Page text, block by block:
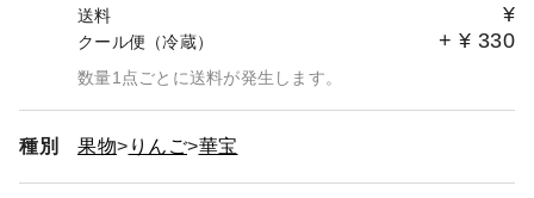
送料 ¥
クール便（冷蔵） + ¥ 330
数量1点ごとに送料が発生します。
種別 果物 りんご 華宝